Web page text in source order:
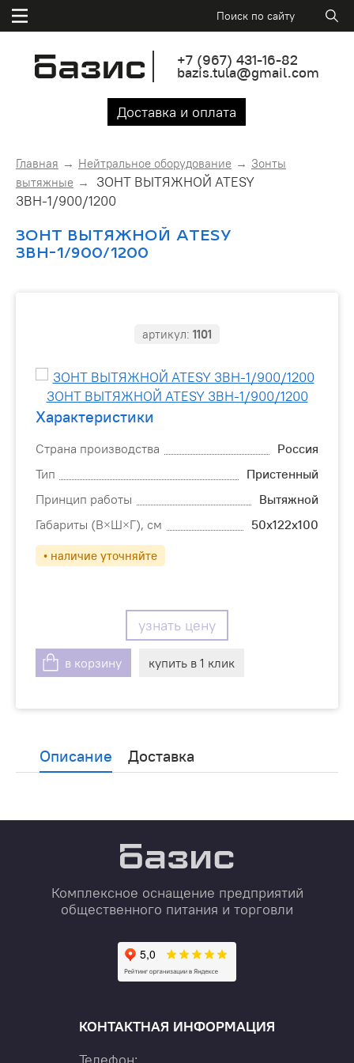
+7 (967) 431-16-82
bazis.tula@gmail.com
Доставка и оплата
Главная Нейтральное оборудование
Зонты
вытяжные
ЗОНТ ВЫТЯЖНОЙ ATESY
ЗВН-1/900/1200
ЗОНТ ВЫТЯЖНОЙ ATESY
ЗВН-1/900/1200
артикул: 1101
Характеристики
Страна производства
Россия
Тип
Пристенный
Принцип работы
Вытяжной
Габариты (В×Ш×Г), см
50х122х100
• наличие уточняйте
узнать цену
в корзину купить в 1 клик
Описание Доставка
Комплексное оснащение предприятий
общественного питания и торговли
КОНТАКТНАЯ ИНФОРМАЦИЯ